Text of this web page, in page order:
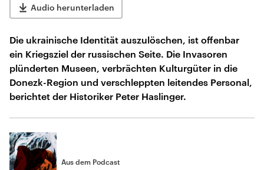
Audio herunterladen
Die ukrainische Identität auszulöschen, ist offenbar
ein Kriegsziel der russischen Seite. Die Invasoren
plünderten Museen, verbrächten Kulturgüter in die
Donezk-Region und verschleppten leitendes Personal,
berichtet der Historiker Peter Haslinger.
Aus dem Podcast